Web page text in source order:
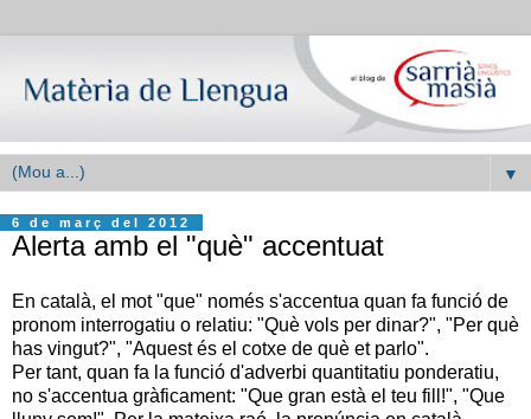
▼
6 de març del 2012
Alerta amb el "què" accentuat
En català, el mot "que" només s'accentua quan fa funció de
pronom interrogatiu o relatiu: "Què vols per dinar?", "Per què
has vingut?", "Aquest és el cotxe de què et parlo".
Per tant, quan fa la funció d'adverbi quantitatiu ponderatiu,
no s'accentua gràficament: "Que gran està el teu fill!", "Que